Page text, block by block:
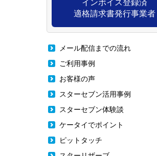
インボイス登録済
適格請求書発行事業者
メール配信までの流れ
ご利用事例
お客様の声
スターセブン活用事例
スターセブン体験談
ケータイでポイント
ピットタッチ